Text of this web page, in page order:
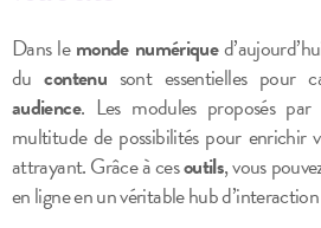
Dans lemonde numérique
ducontenu sont essentielles pour
audience. Les modules proposés par
multitude de possibilités pour enrichir
attrayant. Grâce à cesoutils, vous
en ligne en un véritable hub